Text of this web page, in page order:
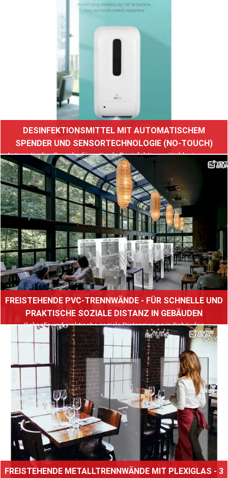
Das Produkt ist sehr leicht und wiegt nur 6 kg.
Das Produkt wird in einem Beutel von 107 x 20 x 15 cm geliefert, der
alle Elemente enthält.
DESINFEKTIONSMITTEL MIT AUTOMATISCHEM
SPENDER UND SENSORTECHNOLOGIE (NO-TOUCH)
Automatischer Spender für optimale Desinfektionsmitteldosierung am
Sensor.
Weiterlesen
FREISTEHENDE PVC-TRENNWÄNDE - FÜR SCHNELLE UND
PRAKTISCHE SOZIALE DISTANZ IN GEBÄUDEN
Schnelle und praktische soziale Distanzierung in Gebäuden
Weiterlesen
FREISTEHENDE METALLTRENNWÄNDE MIT PLEXIGLAS - 3